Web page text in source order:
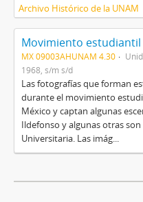
Archivo Histórico de la UNAM
Movimiento estudiantil
MX 09003AHUNAM 4.30
1968, s/m s/d
Las fotografías que forman
durante el movimiento
México y captan algunas
Ildefonso y algunas otras
Universitaria. Las imág...